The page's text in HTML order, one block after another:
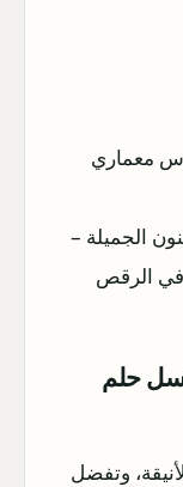
معماري
الجميلة –
في الرقص
حلم
وتفضل